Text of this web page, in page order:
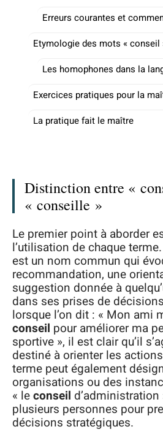
Erreurs courantes et
Etymologie des mots « conseil
Les homophones dans la
Exercices pratiques pour la
La pratique fait le maître
Distinction entre «
« conseille »
Le premier point à aborder
l’utilisation de chaque
est un nom commun qui
recommandation, une
suggestion donnée à
dans ses prises de
lorsque l’on dit : « Mon ami
conseil pour améliorer ma
sportive », il est clair qu’il
destiné à orienter les
terme peut également
organisations ou des
« leconseil
plusieurs personnes pour
décisions stratégiques.